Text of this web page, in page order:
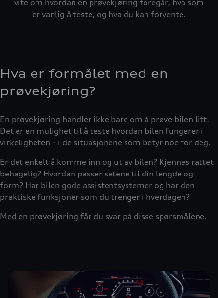
vite om hvordan en prøvekjøring foregår, hva som
er vanlig å teste, og hva du kan forvente.
Hva er formålet med en
prøvekjøring?
En prøvekjøring handler ikke bare om å prøve bilen litt.
Det er en mulighet til å teste hvordan bilen fungerer i
virkeligheten – i de situasjonene som betyr noe for deg.
Er det enkelt å komme inn og ut av bilen? Kjennes rattet
behagelig? Hvordan passer setene til din lengde og
form? Har bilen gode assistentsystemer og har den
praktiske funksjoner som du trenger i hverdagen?
Med en prøvekjøring får du svar på disse spørsmålene.